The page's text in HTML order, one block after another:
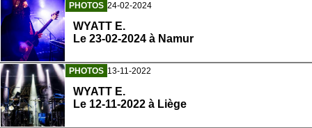
PHOTOS 24-02-2024
WYATT E.
Le 23-02-2024 à Namur
PHOTOS 13-11-2022
WYATT E.
Le 12-11-2022 à Liège